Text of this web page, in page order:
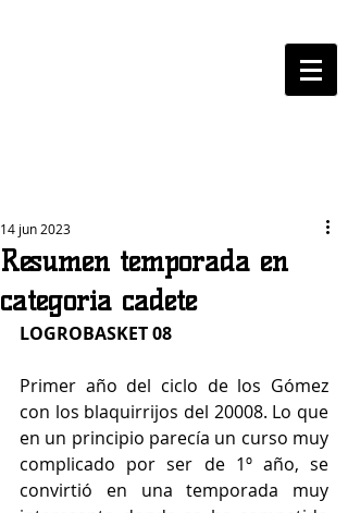
Resumen temporada en
categoria cadete
14 jun 2023
LOGROBASKET 08
Primer año del ciclo de los Gómez
con los blaquirrijos del 20008. Lo que
en un principio parecía un curso muy
complicado por ser de 1º año, se
convirtió en una temporada muy